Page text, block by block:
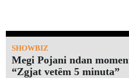
SHOWBIZ
Megi Pojani ndan
“Zgjat vetëm 5 minuta”￼